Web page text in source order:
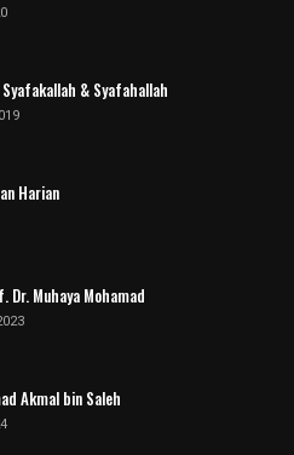
& Syafahallah
Harian
Dr. Muhaya Mohamad
Akmal bin Saleh